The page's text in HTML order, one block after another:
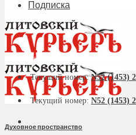
Подписка
Текущий номер:N52 (1453)
Текущий номер: N52 (1453)
Духовное пространство